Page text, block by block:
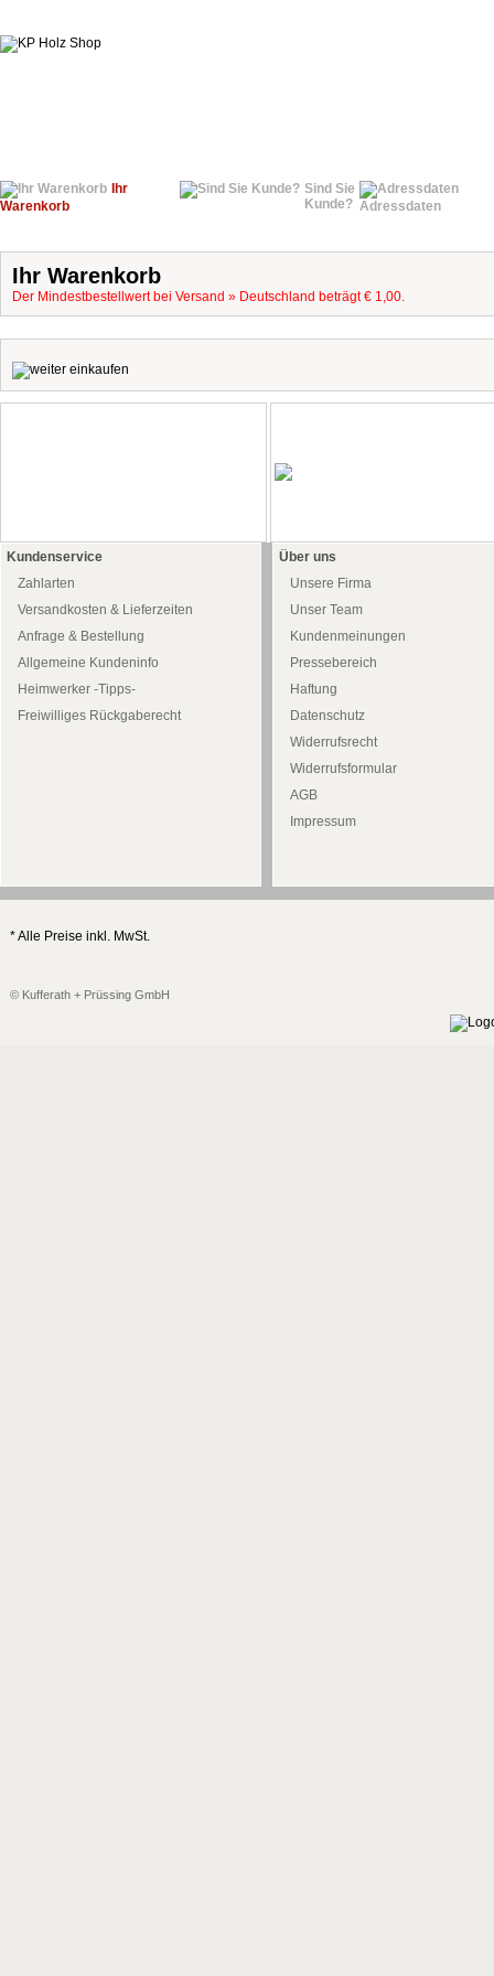
Ihr
Warenkorb
Sind Sie
Kunde? Adressdaten
Ihr Warenkorb
Der Mindestbestellwert bei Versand » Deutschland beträgt € 1,00.
Kundenservice
Zahlarten
Versandkosten & Lieferzeiten
Anfrage & Bestellung
Allgemeine Kundeninfo
Heimwerker -Tipps-
Freiwilliges Rückgaberecht
Über uns
Unsere Firma
Unser Team
Kundenmeinungen
Pressebereich
Haftung
Datenschutz
Widerrufsrecht
Widerrufsformular
AGB
Impressum
* Alle Preise inkl. MwSt.
© Kufferath + Prüssing GmbH